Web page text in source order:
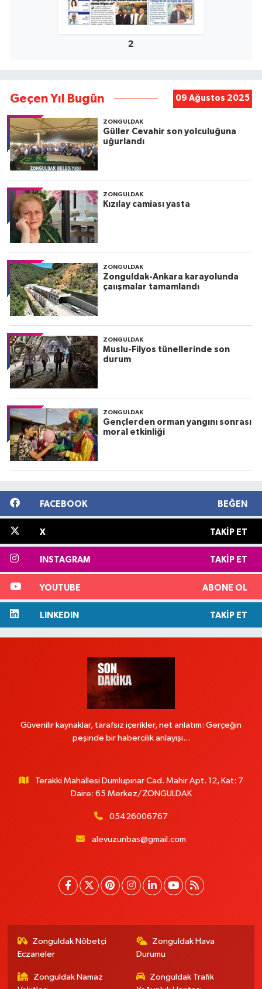
2
Geçen Yıl Bugün 09 Ağustos 2025
ZONGULDAK
Güller Cevahir son yolculuğuna
uğurlandı
ZONGULDAK
Kızılay camiası yasta
ZONGULDAK
Zonguldak-Ankara karayolunda
çaıışmalar tamamlandı
ZONGULDAK
Muslu-Filyos tünellerinde son
durum
ZONGULDAK
Gençlerden orman yangını sonrası
moral etkinliği
FACEBOOK BEĞEN
X TAKIP ET
INSTAGRAM TAKIP ET
YOUTUBE ABONE OL
LINKEDIN TAKIP ET
Güvenilir kaynaklar, tarafsız içerikler, net anlatım: Gerçeğin
peşinde bir habercilik anlayışı...
Terakki Mahallesi Dumlupınar Cad. Mahir Apt. 12, Kat: 7
Daire: 65 Merkez/ZONGULDAK
05426006767
alevuzunbas@gmail.com
Zonguldak Nöbetçi
Eczaneler
Zonguldak Hava
Durumu
Zonguldak Namaz
Zonguldak Trafik